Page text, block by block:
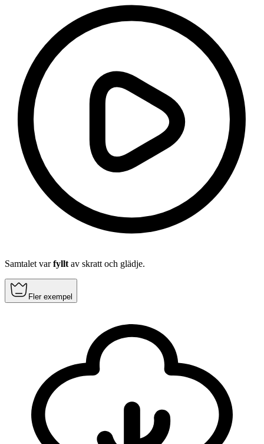
Samtalet varfyllt av skratt och glädje.
Fler exempel